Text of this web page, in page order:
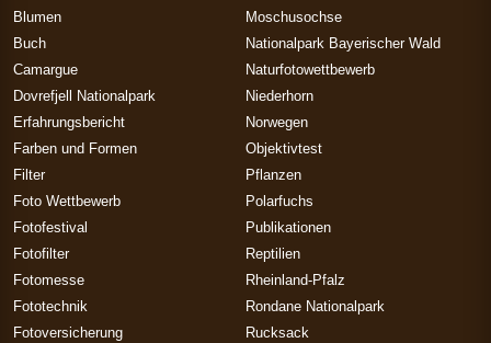
Blumen
Buch
Camargue
Dovrefjell Nationalpark
Erfahrungsbericht
Farben und Formen
Filter
Foto Wettbewerb
Fotofestival
Fotofilter
Fotomesse
Fototechnik
Fotoversicherung
Moschusochse
Nationalpark Bayerischer Wald
Naturfotowettbewerb
Niederhorn
Norwegen
Objektivtest
Pflanzen
Polarfuchs
Publikationen
Reptilien
Rheinland-Pfalz
Rondane Nationalpark
Rucksack